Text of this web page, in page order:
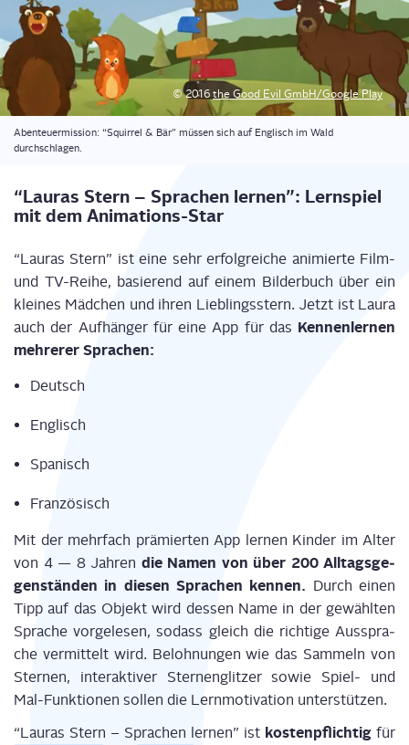
© 2016 the Good Evil GmbH/Google Play
Aben­teu­er­mis­si­on: “Squir­rel & Bär” müs­sen sich auf Eng­lisch im Wald
durchschlagen.
“Lau­ras Stern – Spra­chen ler­nen”: Lern­spiel
mit dem Animations-Star
“Lau­ras Stern” ist eine sehr erfolg­rei­che ani­mier­te Film-
und TV-Rei­he, basie­rend auf einem Bil­der­buch über ein
klei­nes Mäd­chen und ihren Lieb­lings­stern. Jetzt ist Lau­ra
auch der Auf­hän­ger für eine App für das Ken­nen­ler­nen
meh­re­rer Sprachen:
Deutsch
Eng­lisch
Spa­nisch
Fran­zö­sisch
Mit der mehr­fach prä­mier­ten App ler­nen Kin­der im Alter
von 4 — 8 Jah­ren die Namen von über 200 All­tags­ge­
gen­stän­den in die­sen Spra­chen ken­nen. Durch einen
Tipp auf das Objekt wird des­sen Name in der gewähl­ten
Spra­che vor­ge­le­sen, sodass gleich die rich­ti­ge Aus­spra­
che ver­mit­telt wird. Beloh­nun­gen wie das Sam­meln von
Ster­nen, inter­ak­ti­ver Ster­nen­glit­zer sowie Spiel- und
Mal-Funk­tio­nen sol­len die Lern­mo­ti­va­ti­on unterstützen.
“Lau­ras Stern – Spra­chen ler­nen” ist kos­ten­pflich­tig für